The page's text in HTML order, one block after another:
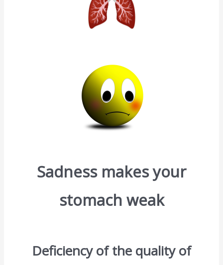
Sadness makes your
stomach weak
Deficiency of the quality of